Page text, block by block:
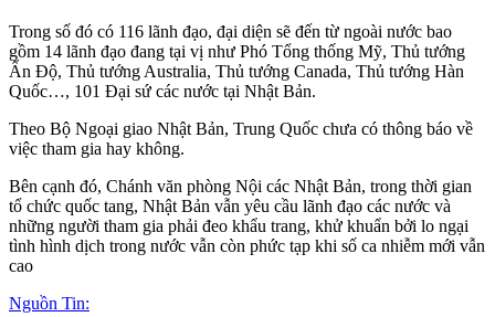
Trong số đó có 116 lãnh đạo, đại diện sẽ đến từ ngoài nước bao
gồm 14 lãnh đạo đang tại vị như Phó Tổng thống Mỹ, Thủ tướng
Ấn Độ, Thủ tướng Australia, Thủ tướng Canada, Thủ tướng Hàn
Quốc…, 101 Đại sứ các nước tại Nhật Bản.
Theo Bộ Ngoại giao Nhật Bản, Trung Quốc chưa có thông báo về
việc tham gia hay không.
Bên cạnh đó, Chánh văn phòng Nội các Nhật Bản, trong thời gian
tổ chức quốc tang, Nhật Bản vẫn yêu cầu lãnh đạo các nước và
những người tham gia phải đeo khẩu trang, khử khuẩn bởi lo ngại
tình hình dịch trong nước vẫn còn phức tạp khi số ca nhiễm mới vẫn
cao
Nguồn Tin: